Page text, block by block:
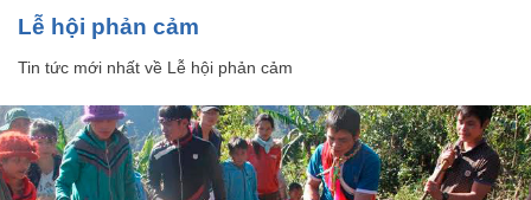
Lễ hội phản cảm
Tin tức mới nhất về Lễ hội phản cảm